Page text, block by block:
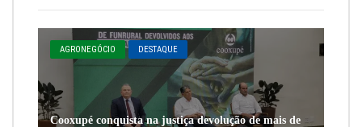
AGRONEGÓCIO DESTAQUE
Cooxupé conquista na justiça devolução de mais de